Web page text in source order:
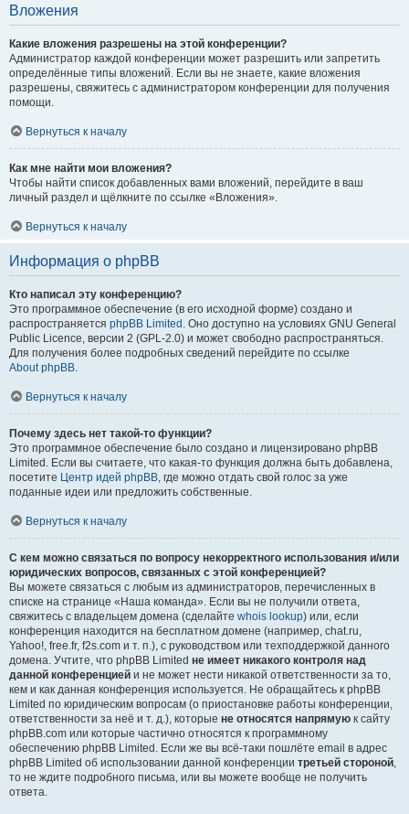
Вложения
Какие вложения разрешены на этой конференции?
Администратор каждой конференции может разрешить или запретить
определённые типы вложений. Если вы не знаете, какие вложения
разрешены, свяжитесь с администратором конференции для получения
помощи.
Вернуться к началу
Как мне найти мои вложения?
Чтобы найти список добавленных вами вложений, перейдите в ваш
личный раздел и щёлкните по ссылке «Вложения».
Вернуться к началу
Информация о phpBB
Кто написал эту конференцию?
Это программное обеспечение (в его исходной форме) создано и
распространяется phpBB Limited . Оно доступно на условиях GNU General
Public Licence, версии 2 (GPL-2.0) и может свободно распространяться.
Для получения более подробных сведений перейдите по ссылке
About phpBB.
Вернуться к началу
Почему здесь нет такой-то функции?
Это программное обеспечение было создано и лицензировано phpBB
Limited. Если вы считаете, что какая-то функция должна быть добавлена,
посетите Центр идей phpBB, где можно отдать свой голос за уже
поданные идеи или предложить собственные.
Вернуться к началу
С кем можно связаться по вопросу некорректного использования и/или
юридических вопросов, связанных с этой конференцией?
Вы можете связаться с любым из администраторов, перечисленных в
списке на странице «Наша команда». Если вы не получили ответа,
свяжитесь с владельцем домена (сделайте whois lookup) или, если
конференция находится на бесплатном домене (например, chat.ru,
Yahoo!, free.fr, f2s.com и т. п.), с руководством или техподдержкой данного
домена. Учтите, что phpBB Limited не имеет никакого контроля над
данной конференцией и не может нести никакой ответственности за то,
кем и как данная конференция используется. Не обращайтесь к phpBB
Limited по юридическим вопросам (о приостановке работы конференции,
ответственности за неё и т. д.), которые не относятся напрямую к сайту
phpBB.com или которые частично относятся к программному
обеспечению phpBB Limited. Если же вы всё-таки пошлёте email в адрес
phpBB Limited об использовании данной конференции третьей стороной,
то не ждите подробного письма, или вы можете вообще не получить
ответа.